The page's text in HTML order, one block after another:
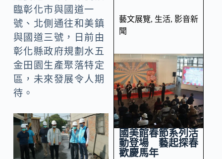
臨彰化市與國道一
號、北側通往和美鎮
與國道三號，日前由
彰化縣政府規劃水五
金田園生產聚落特定
區，未來發展令人期
待。
藝文展覽, 生活, 影音新
聞
國美館春節系列活
動登場 藝起探春
歡慶馬年